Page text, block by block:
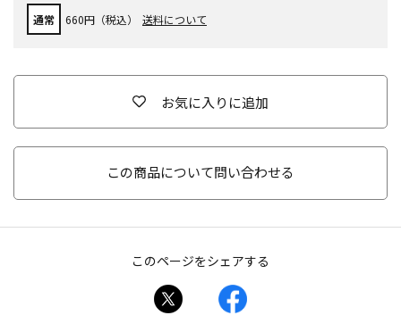
通常 660円（税込） 送料について
お気に入りに追加
この商品について問い合わせる
このページをシェアする